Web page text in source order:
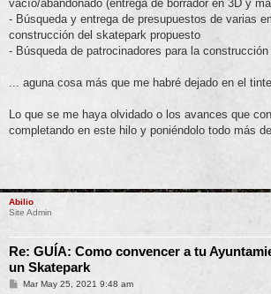
vacío/abandonado (entrega de borrador en 3D y
- Búsqueda y entrega de presupuestos de varias
construcción del skatepark propuesto
- Búsqueda de patrocinadores para la
... aguna cosa más que me habré dejado en el
Lo que se me haya olvidado o los avances que
completando en este hilo y poniéndolo todo más
Abilio
Site Admin
Re: GUÍA: Como convencer a tu
un Skatepark
MMar May 25, 2021 9:48 am